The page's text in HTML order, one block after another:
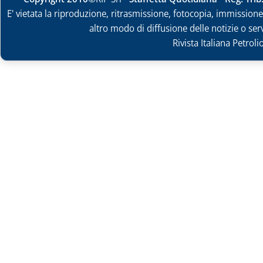
E' vietata la riproduzione, ritrasmissione, fotocopia,
altro modo di diffusione delle notizie o
Rivista Italiana